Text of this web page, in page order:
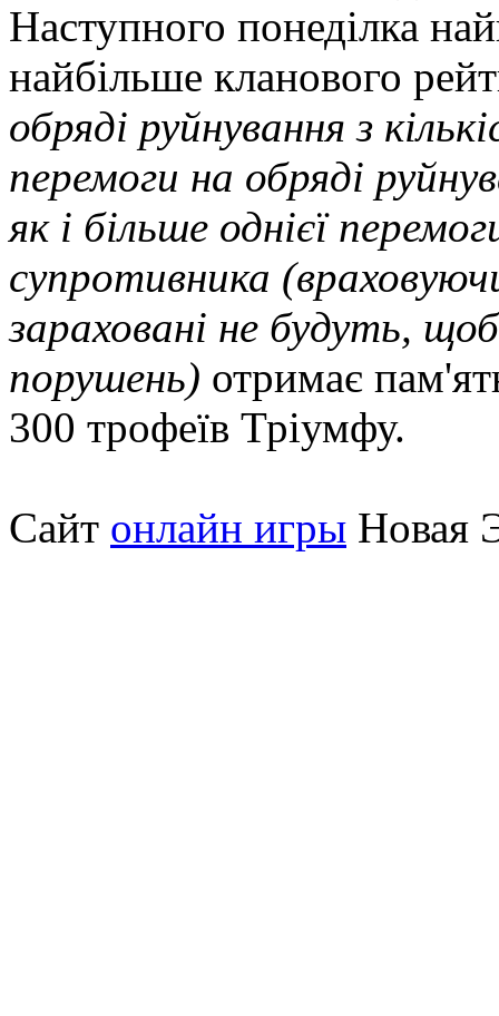
Наступного понеділка
найбільше кланового
обряді руйнування з
перемоги на обряді
як і більше однієї
супротивника
зараховані не будуть,
порушень) отримає
300 трофеїв Тріумфу.
Сайт онлайн игры Новая